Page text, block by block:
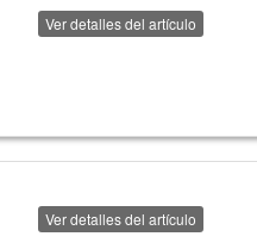
Ver detalles del artículo
Ver detalles del artículo